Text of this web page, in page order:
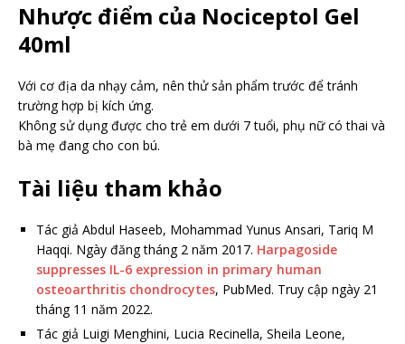
Nhược điểm của Nociceptol Gel
40ml
Với cơ địa da nhạy cảm, nên thử sản phẩm trước để tránh
trường hợp bị kích ứng.
Không sử dụng được cho trẻ em dưới 7 tuổi, phụ nữ có thai và
bà mẹ đang cho con bú.
Tài liệu tham khảo
Tác giả Abdul Haseeb, Mohammad Yunus Ansari, Tariq M
Haqqi. Ngày đăng tháng 2 năm 2017. Harpagoside
suppresses IL-6 expression in primary human
osteoarthritis chondrocytes, PubMed. Truy cập ngày 21
tháng 11 năm 2022.
Tác giả Luigi Menghini, Lucia Recinella, Sheila Leone,